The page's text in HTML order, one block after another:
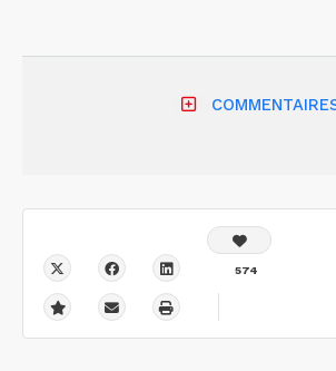
574